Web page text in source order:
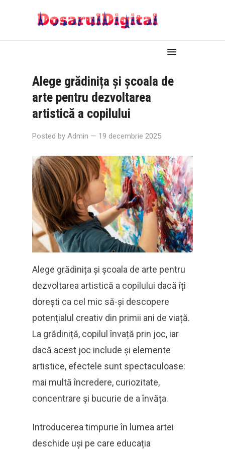
Alege grădinița și școala de
arte pentru dezvoltarea
artistică a copilului
Posted by Admin — 19 decembrie 2025
Alege grădinița și școala de arte pentru
dezvoltarea artistică a copilului dacă îți
dorești ca cel mic să-și descopere
potențialul creativ din primii ani de viață.
La grădiniță, copilul învață prin joc, iar
dacă acest joc include și elemente
artistice, efectele sunt spectaculoase:
mai multă încredere, curiozitate,
concentrare și bucurie de a învăța.
Introducerea timpurie în lumea artei
deschide uși pe care educația